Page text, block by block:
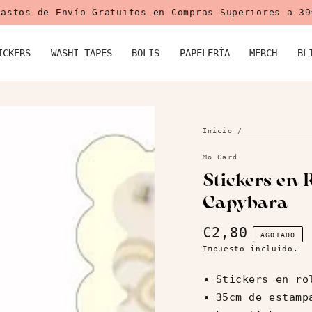
de Envío Gratuitos en Compras Superiores a
WASHI TAPES BOLIS PAPELERÍA MERCH
Inicio /
Mo Card
Stickers en
Capybara
Precio
regular
€2,80 AGOTADO
Impuesto incluido.
Stickers en
35cm de